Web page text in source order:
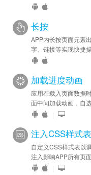
长按
APP内长按页面元素
字、链接等实现快捷操
加载进度动画
应用在载入页面数据
面中间加载动画，自选
|
注入CSS样式表
自定义CSS样式表以
注入影响APP所有页面
|